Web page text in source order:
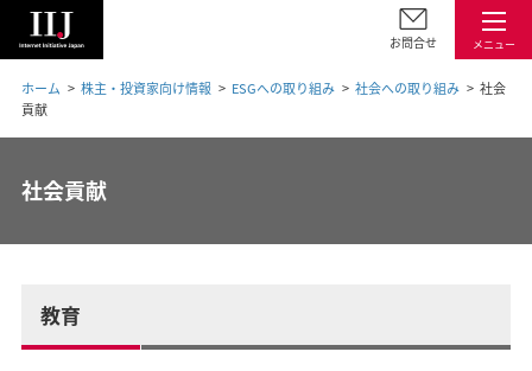
メニュー
お問合せ
ホーム 株主・投資家向け情報 ESGへの取り組み 社会への取り組み
社会
貢献
社会貢献
教育